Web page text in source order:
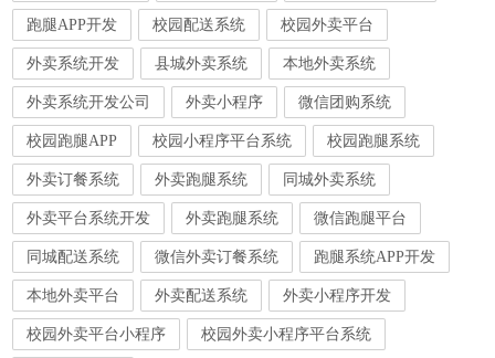
跑腿APP开发 校园配送系统 校园外卖平台
外卖系统开发 县城外卖系统 本地外卖系统
外卖系统开发公司 外卖小程序 微信团购系统
校园跑腿APP 校园小程序平台系统 校园跑腿系统
外卖订餐系统 外卖跑腿系统 同城外卖系统
外卖平台系统开发 外卖跑腿系统 微信跑腿平台
同城配送系统 微信外卖订餐系统 跑腿系统APP开发
本地外卖平台 外卖配送系统 外卖小程序开发
校园外卖平台小程序 校园外卖小程序平台系统